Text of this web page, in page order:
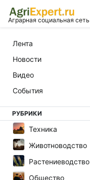
Аграрная социальная сеть
Лента
Новости
Видео
События
РУБРИКИ
Техника
Животноводство
Растениеводство
Общество